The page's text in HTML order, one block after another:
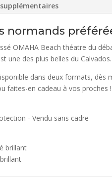
MER
normands
OMAHA Beach théatre du
une des plus belles du Calvados.
dans deux formats, dès
faites-en cadeau à vos proches
- Vendu sans cadre
brillant